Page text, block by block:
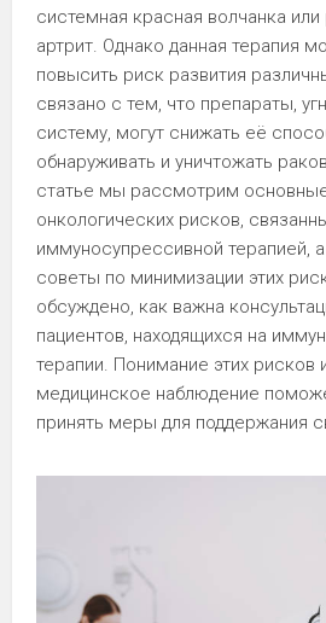
системная красная волчанка
артрит. Однако данная терапия
повысить риск развития
связано с тем, что препараты,
систему, могут снижать её
обнаруживать и уничтожать
статье мы рассмотрим
онкологических рисков,
иммуносупрессивной терапией,
советы по минимизации этих
обсуждено, как важна
пациентов, находящихся на
терапии. Понимание этих рисков
медицинское наблюдение
принять меры для поддержания